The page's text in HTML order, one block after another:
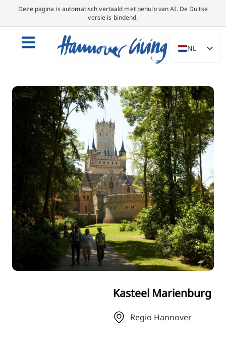
Deze pagina is automatisch vertaald met behulp van AI. De Duitse
versie is bindend.
NL
DE
PL
ES
IT
DA
SV
FR
PT
TR
RU
FI
ZH
JA
UK
Kasteel Marienburg
Regio Hannover